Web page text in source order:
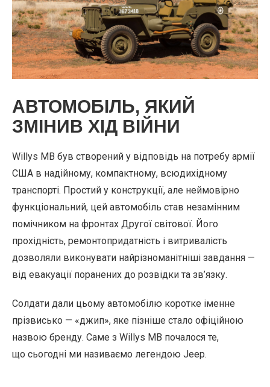
АВТОМОБІЛЬ, ЯКИЙ
ЗМІНИВ ХІД ВІЙНИ
Willys MB був створений у відповідь на потребу армії
США в надійному, компактному, всюдихідному
транспорті. Простий у конструкції, але неймовірно
функціональний, цей автомобіль став незамінним
помічником на фронтах Другої світової. Його
прохідність, ремонтопридатність і витривалість
дозволяли виконувати найрізноманітніші завдання —
від евакуації поранених до розвідки та зв’язку.
Солдати дали цьому автомобілю коротке іменне
прізвисько — «джип», яке пізніше стало офіційною
назвою бренду. Саме з Willys MB почалося те,
що сьогодні ми називаємо легендою Jeep.